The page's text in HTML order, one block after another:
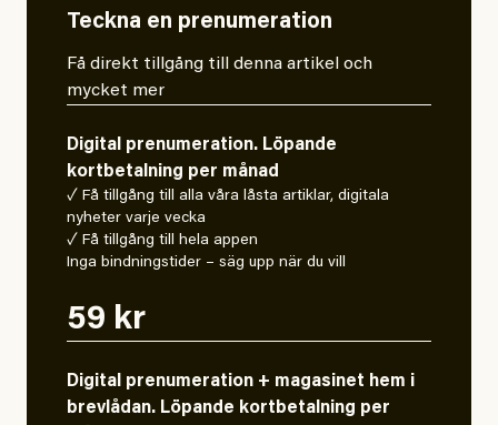
Teckna en prenumeration
Få direkt tillgång till denna artikel och
mycket mer
Digital prenumeration. Löpande
kortbetalning per månad
✓ Få tillgång till alla våra låsta artiklar, digitala
nyheter varje vecka
✓ Få tillgång till hela appen
Inga bindningstider – säg upp när du vill
59 kr
Digital prenumeration + magasinet hem i
brevlådan. Löpande kortbetalning per